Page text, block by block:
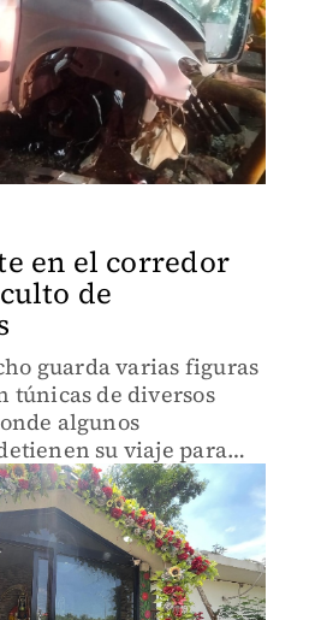
en el corredor
de
guarda varias figuras
túnicas de diversos
algunos
su viaje para
bien a sus destinos.